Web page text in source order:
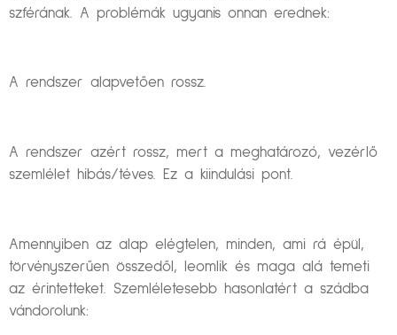
szférának. A problémák ugyanis onnan erednek:
A rendszer alapvetően rossz.
A rendszer azért rossz, mert a meghatározó, vezérlő
szemlélet hibás/téves. Ez a kiindulási pont.
Amennyiben az alap elégtelen, minden, ami rá épül,
törvényszerűen összedől, leomlik és maga alá temeti
az érintetteket. Szemléletesebb hasonlatért a szádba
vándorolunk: